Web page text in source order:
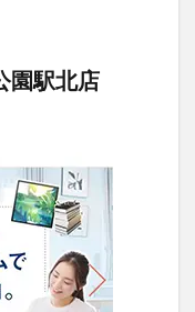
園駅北店